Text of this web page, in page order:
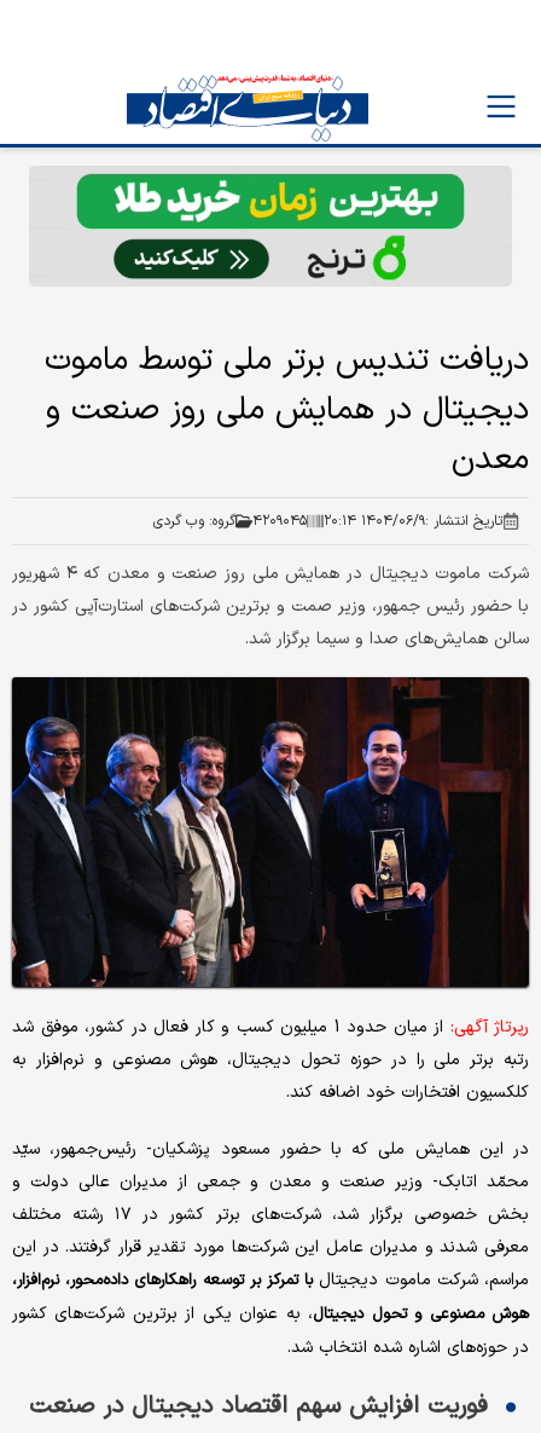
دریافت تندیس برتر ملی توسط ماموت
دیجیتال در همایش ملی روز صنعت و
معدن
تاریخ انتشار :۱۴۰۴/۰۶/۹ ۲۰:۱۴ ۴۲۰۹۰۴۵ گروه: وب گردی
شرکت ماموت دیجیتال در همایش ملی روز صنعت و معدن که ۴ شهریور
با حضور رئیس جمهور، وزیر صمت و برترین شرکت‌های استارت‌آپی کشور در
سالن همایش‌های صدا و سیما برگزار شد.
رپرتاژ آگهی:
از میان حدود 1 میلیون کسب و کار فعال در کشور، موفق شد
رتبه برتر ملی را در حوزه تحول دیجیتال، هوش مصنوعی و نرم‌افزار به
کلکسیون افتخارات خود اضافه کند.
در این همایش ملی که با حضور مسعود پزشکیان- رئیس‌جمهور، سیّد
محمّد اتابک- وزیر صنعت و معدن و جمعی از مدیران عالی دولت و
بخش خصوصی برگزار شد، شرکت‌های برتر کشور در ۱۷ رشته مختلف
معرفی شدند و مدیران عامل این شرکت‌ها مورد تقدیر قرار گرفتند. در این
مراسم، شرکت ماموت دیجیتالبا تمرکز بر توسعه راهکارهای داده‌محور، نرم‌افزار،
هوش مصنوعی و تحول دیجیتال، به عنوان یکی از برترین شرکت‌های کشور
در حوزه‌های اشاره شده انتخاب شد.
فوریت افزایش سهم اقتصاد دیجیتال در صنعت